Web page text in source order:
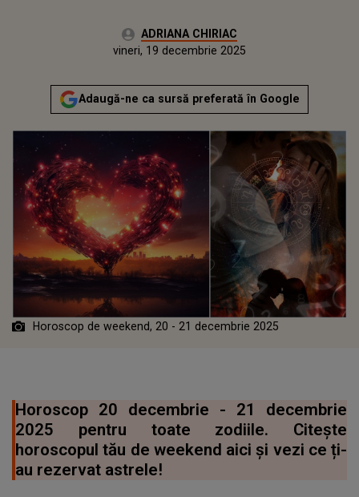
Autor:ADRIANA CHIRIAC
vineri, 19 decembrie 2025Actualizat:
vineri, 19 decembrie 2025
Adaugă-ne ca sursă preferată în Google
Horoscop de weekend, 20 - 21 decembrie 2025
Horoscop 20 decembrie - 21 decembrie
2025 pentru toate zodiile. Citește
horoscopul tău de weekend aici și vezi ce ți-
au rezervat astrele!